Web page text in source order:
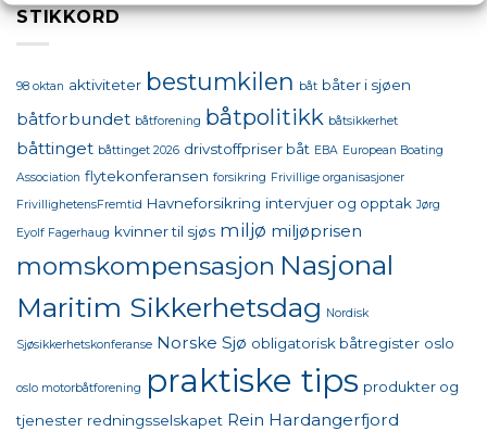
STIKKORD
98 oktan aktiviteter bestumkilen båt båter i sjøen
båtforbundet båtforening båtpolitikk båtsikkerhet
båttinget båttinget 2026 drivstoffpriser båt EBA European Boating
Association flytekonferansen forsikring Frivillige organisasjoner
FrivillighetensFremtid Havneforsikring intervjuer og opptak Jørg
Eyolf Fagerhaug kvinner til sjøs miljø miljøprisen
momskompensasjon Nasjonal
Maritim Sikkerhetsdag Nordisk
Sjøsikkerhetskonferanse Norske Sjø obligatorisk båtregister oslo
oslo motorbåtforening praktiske tips produkter og
tjenester redningsselskapet Rein Hardangerfjord